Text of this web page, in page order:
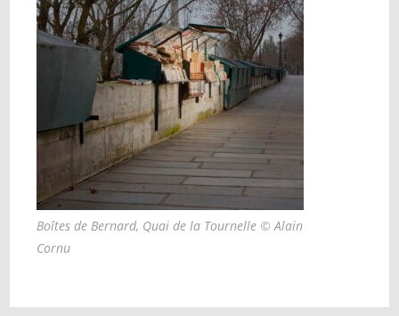
Boîtes de Bernard, Quai de la Tournelle © Alain
Cornu